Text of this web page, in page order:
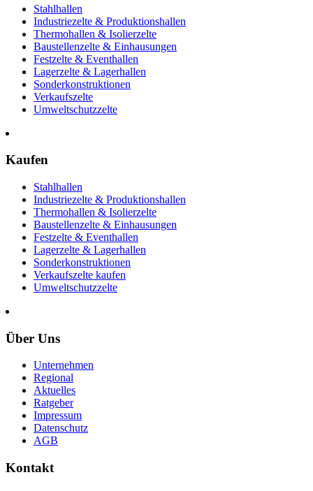
Stahlhallen
Industriezelte & Produktionshallen
Thermohallen & Isolierzelte
Baustellenzelte & Einhausungen
Festzelte & Eventhallen
Lagerzelte & Lagerhallen
Sonderkonstruktionen
Verkaufszelte
Umweltschutzzelte
Kaufen
Stahlhallen
Industriezelte & Produktionshallen
Thermohallen & Isolierzelte
Baustellenzelte & Einhausungen
Festzelte & Eventhallen
Lagerzelte & Lagerhallen
Sonderkonstruktionen
Verkaufszelte kaufen
Umweltschutzzelte
Über Uns
Unternehmen
Regional
Aktuelles
Ratgeber
Impressum
Datenschutz
AGB
Kontakt